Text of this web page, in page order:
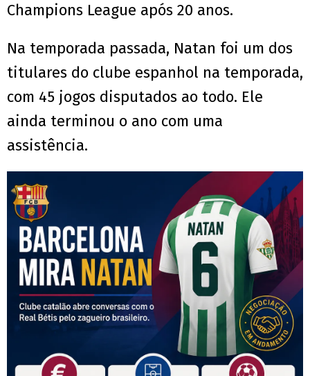
Champions League após 20 anos.
Na temporada passada, Natan foi um dos
titulares do clube espanhol na temporada,
com 45 jogos disputados ao todo. Ele
ainda terminou o ano com uma
assistência.